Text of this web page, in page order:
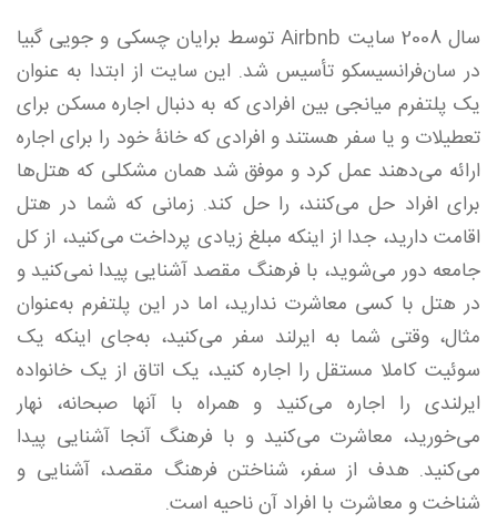
سال 2008 سایت Airbnb توسط برایان چسکی و جویی گبیا
در سان‌فرانسیسکو تأسیس شد. این سایت از ابتدا به عنوان
یک پلتفرم میانجی بین افرادی که به دنبال اجاره مسکن برای
تعطیلات و یا سفر هستند و افرادی که خانۀ خود را برای اجاره
ارائه می‌دهند عمل کرد و موفق شد همان مشکلی که هتل‌ها
برای افراد حل می‌کنند، را حل کند. زمانی که شما در هتل
اقامت دارید، جدا از اینکه مبلغ زیادی پرداخت می‌کنید، از کل
جامعه دور می‌شوید، با فرهنگ مقصد آشنایی پیدا نمی‌کنید و
در هتل با کسی معاشرت ندارید، اما در این پلتفرم به‌عنوان
مثال، وقتی شما به ایرلند سفر می‌کنید، به‌جای اینکه یک
سوئیت کاملا مستقل را اجاره کنید، یک اتاق از یک خانواده
ایرلندی را اجاره می‌کنید و همراه با آنها صبحانه، نهار
می‌خورید، معاشرت می‌کنید و با فرهنگ آنجا آشنایی پیدا
می‌کنید. هدف از سفر، شناختن فرهنگ مقصد، آشنایی و
شناخت و معاشرت با افراد آن ناحیه است.